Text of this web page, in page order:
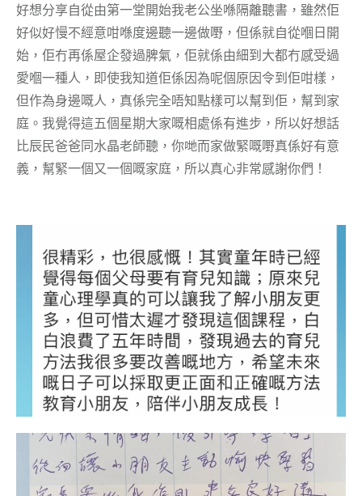
好想分享自從由第一堂開始我老公坐喺隔離聽書，雖然佢
好似好慢不經意咁喺度邊聽一邊做嘢，但係就自從嗰日開
始，佢冇再係屋企發過脾氣，佢就係由細到大都冇感受過
愛嗰一種人，即使我知道佢係因為呢個原因令到佢咁樣，
但作為身邊嘅人，真係完全唔知點樣可以幫到佢，幫到家
庭。我覺得這五個星期大家嘅相處係有進步，所以好想話
比辰民爸爸同水晶老師聽，你哋而家做緊嘅嘢真係好有意
義，幫緊一個又一個嘅家庭，所以真心非常感謝你們！